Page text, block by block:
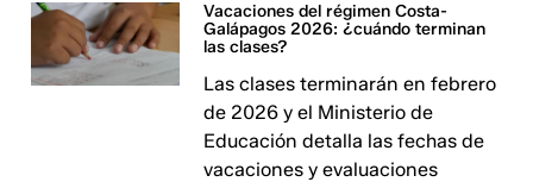
Vacaciones del régimen Costa-
Galápagos 2026: ¿cuándo terminan
las clases?
Las clases terminarán en febrero
de 2026 y el Ministerio de
Educación detalla las fechas de
vacaciones y evaluaciones